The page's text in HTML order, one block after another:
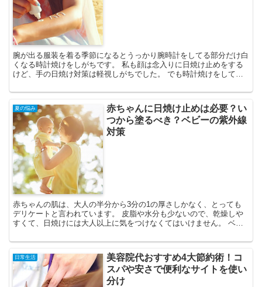
腕が出る服装を着る季節になるとうっかり腕時計をしてる部分だけ白
くなる時計焼けをしがちです。 私も顔は念入りに日焼け止めをする
けど、手の日焼け対策は軽視しがちでした。 でも時計焼けをしてか
夏の悩み
赤ちゃんに日焼け止めは必要？い
つから塗るべき？ベビーの紫外線
対策
赤ちゃんの肌は、大人の半分から3分の1の厚さしかなく、とっても
デリケートと言われています。 皮脂や水分も少ないので、乾燥しや
すくて、日焼けには大人以上に気をつけなくてはいけません。 ベビ
日常生活
美容院代おすすめ4大節約術！コ
スパや安さで便利なサイトを使い
分け